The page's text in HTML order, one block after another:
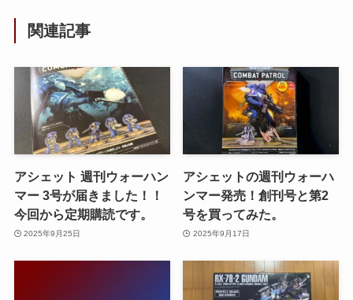
関連記事
アシェット 週刊ウォーハン
マー 3号が届きました！！
今回から定期購読です。
2025年9月25日
アシェットの週刊ウォーハ
ンマー発売！創刊号と第2
号を買ってみた。
2025年9月17日